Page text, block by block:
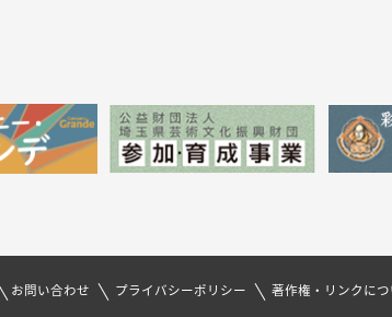
お問い合わせ プライバシーポリシー 著作権・リンクに